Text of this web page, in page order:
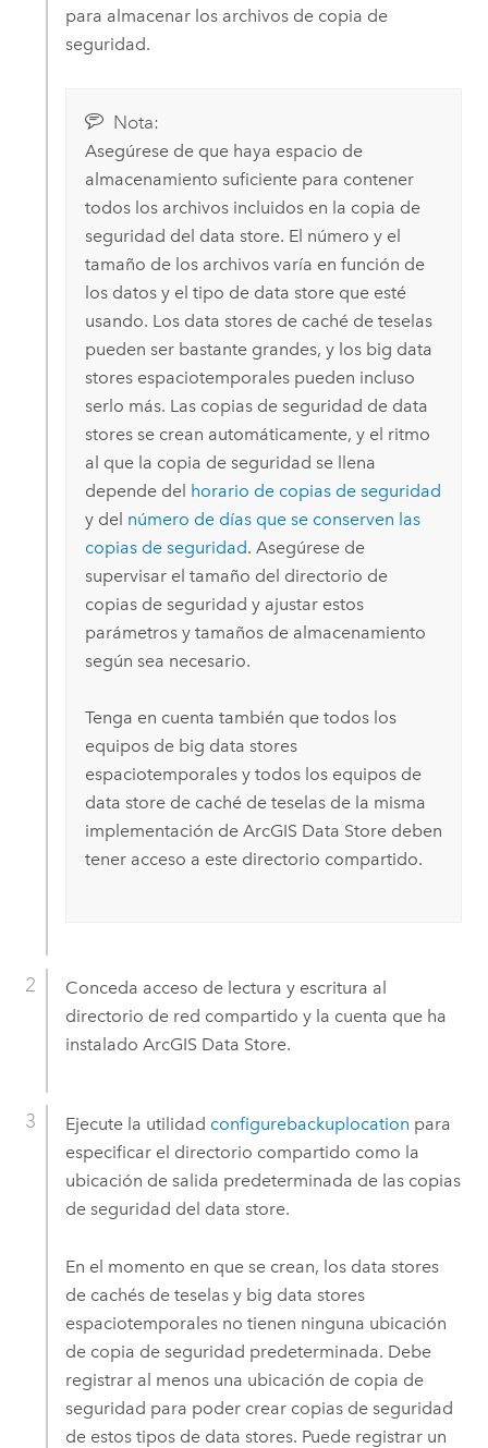
para almacenar los archivos de copia de
seguridad.
Nota:
Asegúrese de que haya espacio de
almacenamiento suficiente para contener
todos los archivos incluidos en la copia de
seguridad del data store. El número y el
tamaño de los archivos varía en función de
los datos y el tipo de data store que esté
usando. Los data stores de caché de teselas
pueden ser bastante grandes, y los big data
stores espaciotemporales pueden incluso
serlo más. Las copias de seguridad de data
stores se crean automáticamente, y el ritmo
al que la copia de seguridad se llena
depende del horario de copias de seguridad
y del número de días que se conserven las
copias de seguridad. Asegúrese de
supervisar el tamaño del directorio de
copias de seguridad y ajustar estos
parámetros y tamaños de almacenamiento
según sea necesario.
Tenga en cuenta también que todos los
equipos de big data stores
espaciotemporales y todos los equipos de
data store de caché de teselas de la misma
implementación de ArcGIS Data Storedeben
tener acceso a este directorio compartido.
Conceda acceso de lectura y escritura al
directorio de red compartido y la cuenta que ha
instalado ArcGIS Data Store.
Ejecute la utilidad configurebackuplocation para
especificar el directorio compartido como la
ubicación de salida predeterminada de las copias
de seguridad del data store.
En el momento en que se crean, los data stores
de cachés de teselas y big data stores
espaciotemporales no tienen ninguna ubicación
de copia de seguridad predeterminada. Debe
registrar al menos una ubicación de copia de
seguridad para poder crear copias de seguridad
de estos tipos de data stores. Puede registrar un